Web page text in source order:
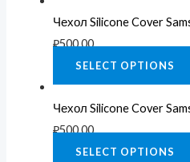
Чехол Silicone Cover
₽500.00
SELECT OPTIONS
Чехол Silicone Cover
₽500.00
SELECT OPTIONS